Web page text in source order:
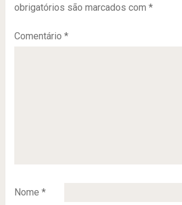
obrigatórios são marcados com *
Comentário *
Nome *